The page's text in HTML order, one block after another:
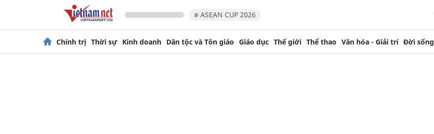
# ASEAN CUP 2026
Chính trị Thời sự Kinh doanh Dân tộc và Tôn giáo Giáo dục Thế giới Thể thao Văn hóa - Giải trí Đời sống